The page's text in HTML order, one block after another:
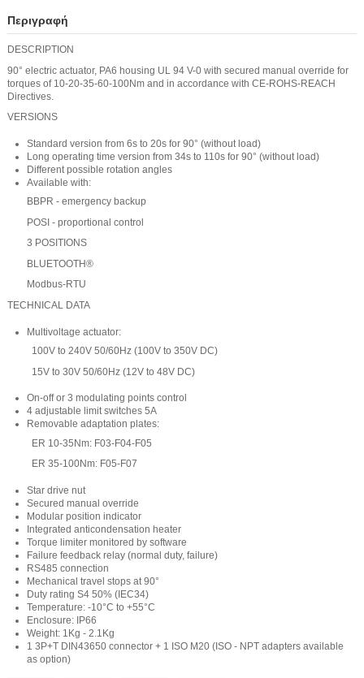
Περιγραφή
DESCRIPTION
90° electric actuator, PA6 housing UL 94 V-0 with secured manual override for
torques of 10-20-35-60-100Nm and in accordance with CE-ROHS-REACH
Directives.
VERSIONS
Standard version from 6s to 20s for 90° (without load)
Long operating time version from 34s to 110s for 90° (without load)
Different possible rotation angles
Available with:
BBPR - emergency backup
POSI - proportional control
3 POSITIONS
BLUETOOTH®
Modbus-RTU
TECHNICAL DATA
Multivoltage actuator:
100V to 240V 50/60Hz (100V to 350V DC)
15V to 30V 50/60Hz (12V to 48V DC)
On-off or 3 modulating points control
4 adjustable limit switches 5A
Removable adaptation plates:
ER 10-35Nm: F03-F04-F05
ER 35-100Nm: F05-F07
Star drive nut
Secured manual override
Modular position indicator
Integrated anticondensation heater
Torque limiter monitored by software
Failure feedback relay (normal duty, failure)
RS485 connection
Mechanical travel stops at 90°
Duty rating S4 50% (IEC34)
Temperature: -10°C to +55°C
Enclosure: IP66
Weight: 1Kg - 2.1Kg
1 3P+T DIN43650 connector + 1 ISO M20 (ISO - NPT adapters available
as option)